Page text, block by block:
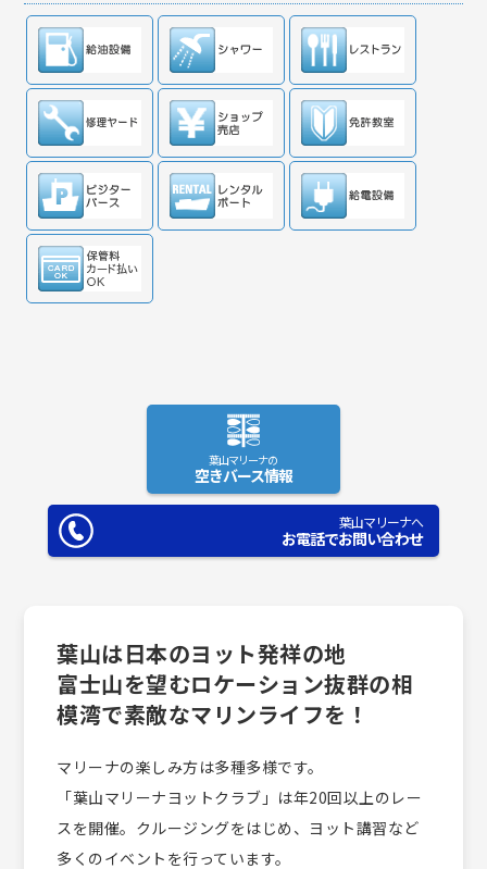
葉山マリーナの
空きバース情報
葉山マリーナへ
お電話でお問い合わせ
葉山は日本のヨット発祥の地
富士山を望むロケーション抜群の相
模湾で素敵なマリンライフを！
マリーナの楽しみ方は多種多様です。
「葉山マリーナヨットクラブ」は年20回以上のレー
スを開催。クルージングをはじめ、ヨット講習など
多くのイベントを行っています。